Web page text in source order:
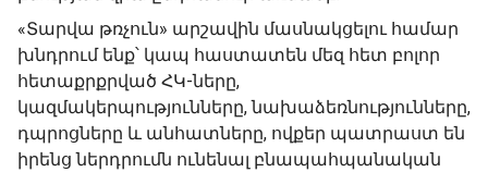
«Տարվա թռչուն» արշավին մասնակցելու համար
խնդրում ենք՝ կապ հաստատեն մեզ հետ բոլոր
հետաքրքրված ՀԿ-ները,
կազմակերպությունները, նախաձեռնությունները,
դպրոցները և անհատները, ովքեր պատրաստ են
իրենց ներդրումն ունենալ բնապահպանական